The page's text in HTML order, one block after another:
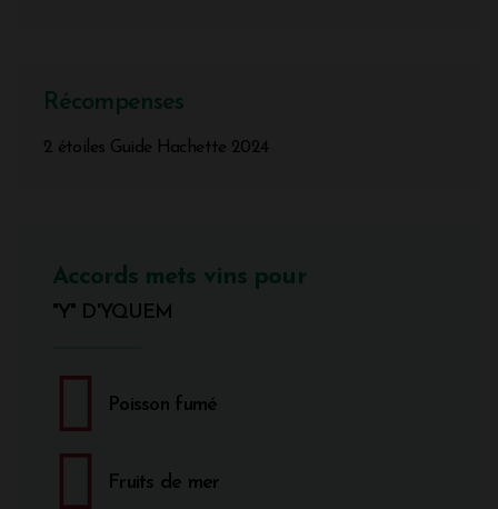
Récompenses
2 étoiles Guide Hachette 2024
Accords mets vins pour
"Y" D'YQUEM
Poisson fumé
Fruits de mer